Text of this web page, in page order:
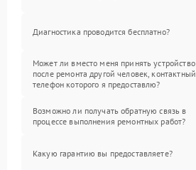
Диагностика проводится бесплатно?
Может ли вместо меня принять устройство
после ремонта другой человек, контактный
телефон которого я предоставлю?
Возможно ли получать обратную связь в
процессе выполнения ремонтных работ?
Какую гарантию вы предоставляете?